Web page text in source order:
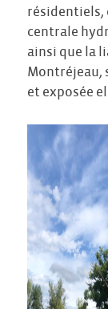
résidentiels,
centrale
ainsi que la
Montréjeau,
et exposée